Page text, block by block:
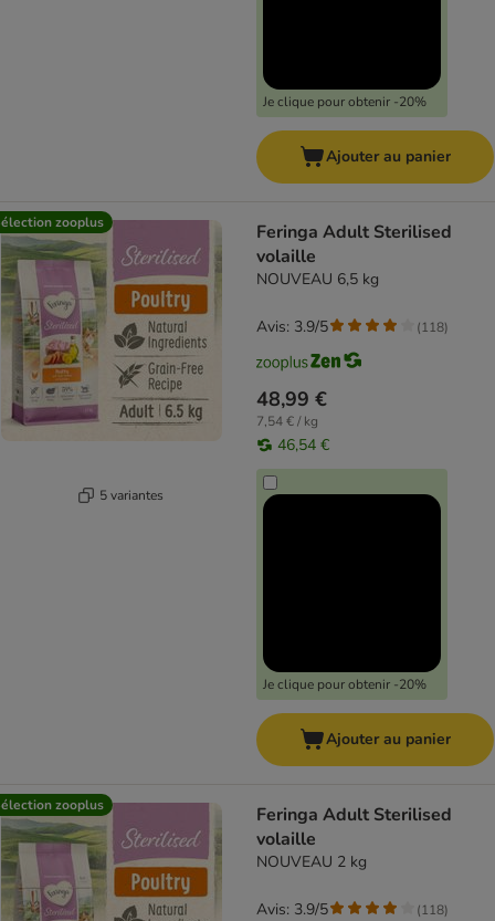
Je clique pour obtenir -20%
Ajouter au panier
zooplus
5 variantes
Feringa Adult Sterilised
volaille
NOUVEAU 6,5 kg
48,99 €
7,54 € / kg
46,54 €
Je clique pour obtenir -20%
Avis: 3.9/5 (118)
Ajouter au panier
zooplus
Feringa Adult Sterilised
volaille
NOUVEAU 2 kg
Avis: 3.9/5 (118)